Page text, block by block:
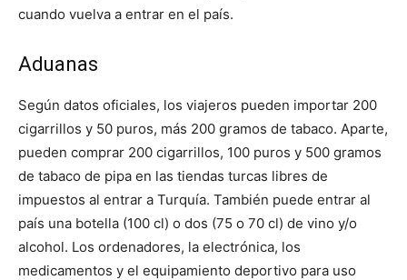
cuando vuelva a entrar en el país.
Aduanas
Según datos oficiales, los viajeros pueden importar 200
cigarrillos y 50 puros, más 200 gramos de tabaco. Aparte,
pueden comprar 200 cigarrillos, 100 puros y 500 gramos
de tabaco de pipa en las tiendas turcas libres de
impuestos al entrar a Turquía. También puede entrar al
país una botella (100 cl) o dos (75 o 70 cl) de vino y/o
alcohol. Los ordenadores, la electrónica, los
medicamentos y el equipamiento deportivo para uso